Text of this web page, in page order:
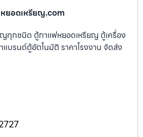
ยอดเหรียญ.com
ทุกชนิด ตู้กาแฟหยอดเหรียญ ตู้เครื่อง
บรนด์ตู้อัตโนมัติ ราคาโรงงาน จัดส่ง